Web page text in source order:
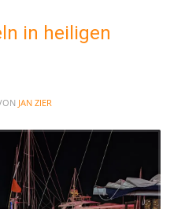
in heiligen
JAN ZIER